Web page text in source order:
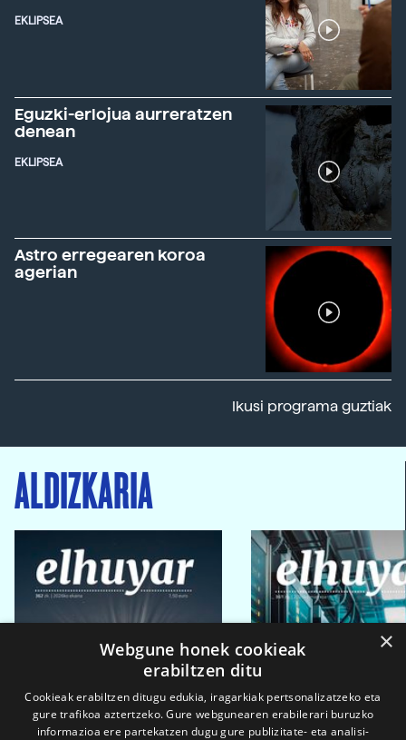
EKLIPSEA
Eguzki-erlojua aurreratzen
denean
EKLIPSEA
Astro erregearen koroa
agerian
Ikusi programa guztiak
ALDIZKARIA
×
Webgune honek cookieak
erabiltzen ditu
Cookieak erabiltzen ditugu edukia, iragarkiak pertsonalizatzeko eta
gure trafikoa aztertzeko. Gure webgunearen erabilerari buruzko
informazioa ere partekatzen dugu gure publizitate- eta analisi-